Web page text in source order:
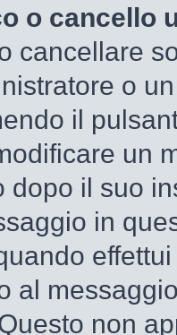
o cancello
cancellare
o
il
un
dopo il suo
in
al
non